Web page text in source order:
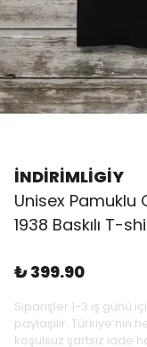
İNDİRİMLİGİY
Unisex Pamuklu
1938 Baskılı T-
₺ 399.90
Siparişler 1-3 iş günü
paylaşılır. Türkiye’nin
koşulsuz şartsız iade